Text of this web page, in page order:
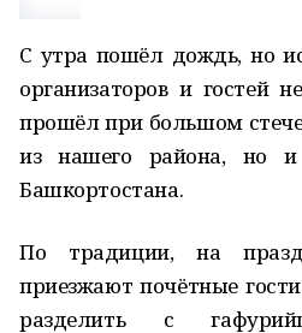
С утра пошёл дождь, но
организаторов и гостей
прошёл при большом
из нашего района, но и
Башкортостана.
По традиции, на
приезжают почётные
разделить с